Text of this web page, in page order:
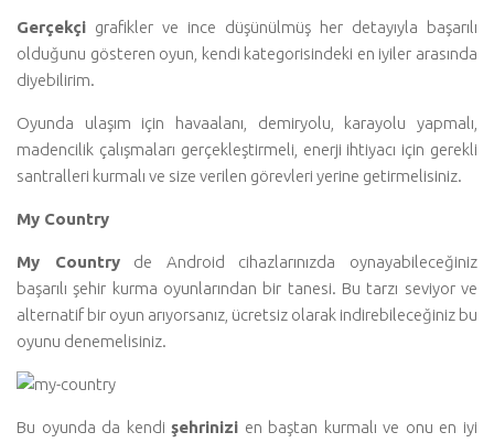
Gerçekçi grafikler ve ince düşünülmüş her detayıyla başarılı
olduğunu gösteren oyun, kendi kategorisindeki en iyiler arasında
diyebilirim.
Oyunda ulaşım için havaalanı, demiryolu, karayolu yapmalı,
madencilik çalışmaları gerçekleştirmeli, enerji ihtiyacı için gerekli
santralleri kurmalı ve size verilen görevleri yerine getirmelisiniz.
My Country
My Countryde Android cihazlarınızda oynayabileceğiniz
başarılı şehir kurma oyunlarından bir tanesi. Bu tarzı seviyor ve
alternatif bir oyun arıyorsanız, ücretsiz olarak indirebileceğiniz bu
oyunu denemelisiniz.
Bu oyunda da kendişehrinizi en baştan kurmalı ve onu en iyi